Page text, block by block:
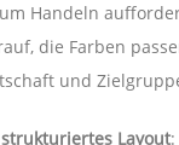
Handeln
die Farben
und
Layout